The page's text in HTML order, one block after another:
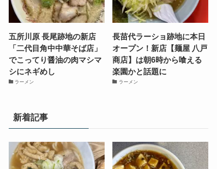
五所川原 長尾跡地の新店
「二代目角中中華そば店」
でこってり醤油の肉マシマ
シにネギめし
ラーメン
長苗代ラーショ跡地に本日
オープン！新店【麺屋 八戸
商店】は朝6時から喰える
楽園かと話題に
ラーメン
新着記事